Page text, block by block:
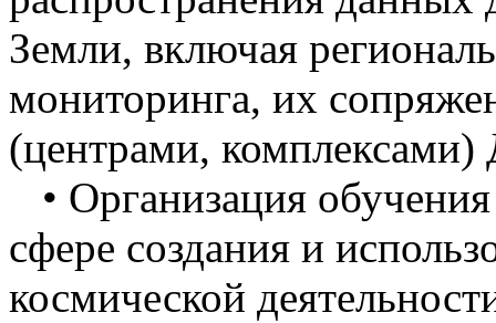
Земли, включая
мониторинга, их
(центрами, комплексами)
• Организация
сфере создания и
космической